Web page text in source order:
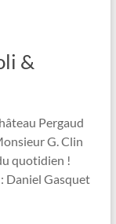
&
Pergaud
G. Clin
quotidien !
Daniel Gasquet